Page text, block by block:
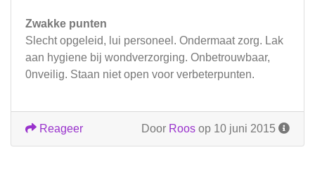
Zwakke punten
Slecht opgeleid, lui personeel. Ondermaat zorg. Lak
aan hygiene bij wondverzorging. Onbetrouwbaar,
0nveilig. Staan niet open voor verbeterpunten.
Door Roos op 10 juni 2015
Reageer